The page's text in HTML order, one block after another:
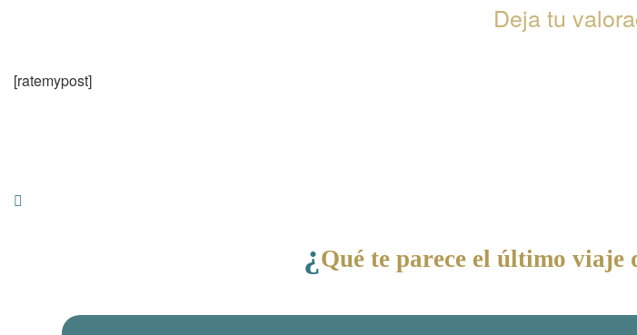
Deja tu
[ratemypost]
¿ Qué te parece el último